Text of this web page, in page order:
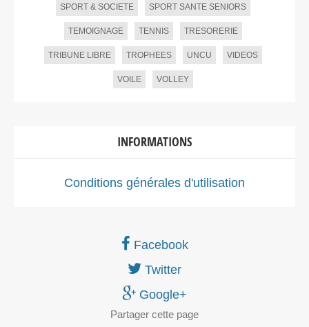
SPORT & SOCIETE SPORT SANTE SENIORS
TEMOIGNAGE TENNIS TRESORERIE
TRIBUNE LIBRE TROPHEES UNCU VIDEOS
VOILE VOLLEY
INFORMATIONS
Conditions générales d'utilisation
Facebook
Twitter
Google+
Partager cette page